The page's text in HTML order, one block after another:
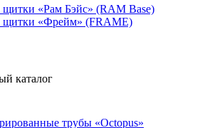
«Рам Бэйс» (RAM Base)
щитки «Фрейм» (FRAME)
каталог
трубы «Octopus»